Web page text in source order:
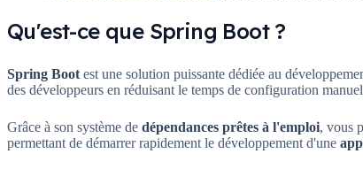
Qu'est-ce que Spring Boot ?
Spring Boot est une solution puissante dédiée au
des développeurs en réduisant le temps de configuration
Grâce à son système de dépendances prêtes à l'emploi, vous
permettant de démarrer rapidement le développement d'une